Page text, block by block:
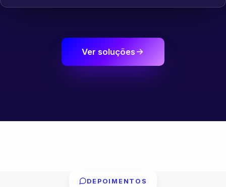
Ver soluções
DEPOIMENTOS